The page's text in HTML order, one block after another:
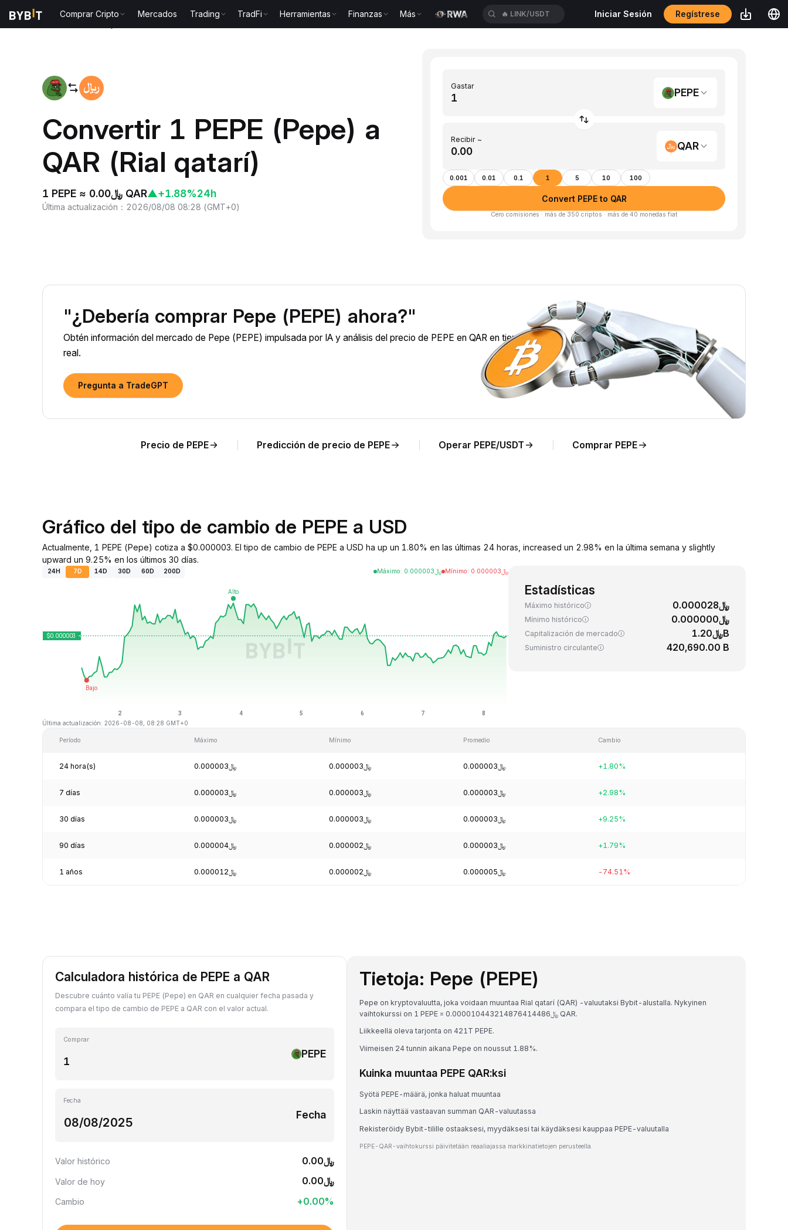
Comprar Cripto Mercados Trading TradFi Herramientas Finanzas Más 🔥 LINK/USDT Iniciar Sesión Regístrese
Convertir 1 PEPE (Pepe) a
QAR (Rial qatarí)
1 PEPE ≈ ﷼0.00 QAR▲+1.88%24h
Última actualización ： 2026/08/08 08:28 (GMT+0)
Gastar
PEPE
Recibir ~
QAR
0.001 0.01 0.1 1 5 10 100
Convert PEPE to QAR
Cero comisiones · más de 350 criptos · más de 40 monedas fiat
"¿Debería comprar Pepe (PEPE) ahora?"
Obtén información del mercado de Pepe (PEPE) impulsada por IA y análisis del precio de PEPE en QAR en tiempo
real.
Pregunta a TradeGPT
Precio de PEPE Predicción de precio de PEPE Operar PEPE/USDT Comprar PEPE
Gráfico del tipo de cambio de PEPE a USD
Actualmente, 1 PEPE (Pepe) cotiza a $0.000003. El tipo de cambio de PEPE a USD ha up un 1.80% en las últimas 24 horas, increased un 2.98% en la última semana y slightly
upward un 9.25% en los últimos 30 días.
24H 7D 14D 30D 60D 200D Máximo: ﷼0.000003 Mínimo: ﷼0.000003
Última actualización: 2026-08-08, 08:28 GMT+0
Estadísticas
Máximo histórico ﷼0.000028
Mínimo histórico ﷼0.000000
Capitalización de mercado ﷼1.20B
Suministro circulante 420,690.00 B
Período Máximo Mínimo Promedio Cambio
24 hora(s) ﷼0.000003 ﷼0.000003 ﷼0.000003 +1.80%
7 días ﷼0.000003 ﷼0.000003 ﷼0.000003 +2.98%
30 días ﷼0.000003 ﷼0.000003 ﷼0.000003 +9.25%
90 días ﷼0.000004 ﷼0.000002 ﷼0.000003 +1.79%
1 años ﷼0.000012 ﷼0.000002 ﷼0.000005 -74.51%
Calculadora histórica de PEPE a QAR
Descubre cuánto valía tu PEPE (Pepe) en QAR en cualquier fecha pasada y
compara el tipo de cambio de PEPE a QAR con el valor actual.
Comprar
PEPE
Fecha
Fecha
Valor histórico ﷼0.00
Valor de hoy ﷼0.00
Cambio +0.00%
Tietoja: Pepe (PEPE)
Pepe on kryptovaluutta, joka voidaan muuntaa Rial qatarí (QAR) -valuutaksi Bybit-alustalla. Nykyinen
vaihtokurssi on 1 PEPE = ﷼0.000010443214876414486 QAR.
Liikkeellä oleva tarjonta on 421T PEPE.
Viimeisen 24 tunnin aikana Pepe on noussut 1.88%.
Kuinka muuntaa PEPE QAR:ksi
Syötä PEPE-määrä, jonka haluat muuntaa
Laskin näyttää vastaavan summan QAR-valuutassa
Rekisteröidy Bybit-tilille ostaaksesi, myydäksesi tai käydäksesi kauppaa PEPE-valuutalla
PEPE-QAR-vaihtokurssi päivitetään reaaliajassa markkinatietojen perusteella.